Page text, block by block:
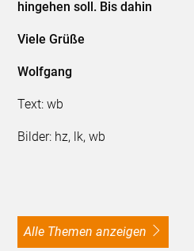
hingehen soll. Bis dahin
Viele Grüße
Wolfgang
Text: wb
Bilder: hz, lk, wb
alle Themen anzeigen